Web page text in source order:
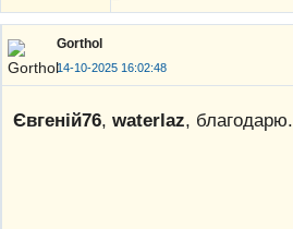
Gorthol
14-10-2025 16:02:48
Євгеній76, waterlaz, благодарю.